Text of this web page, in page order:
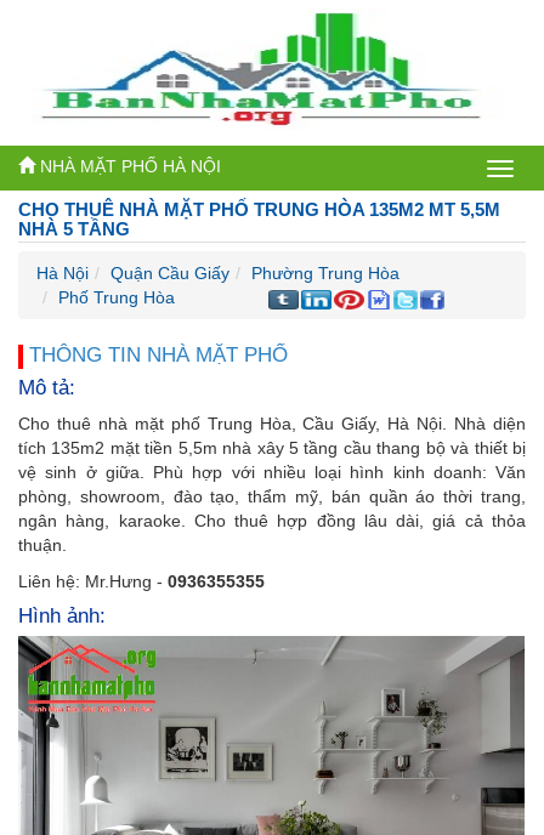
Bán
nhà
NHÀ MẶT PHỐ HÀ NỘI
CHO THUÊ NHÀ MẶT PHỐ TRUNG HÒA 135M2 MT 5,5M
NHÀ 5 TẦNG
Hà Nội Quận Cầu Giấy
Phường Trung Hòa
Phố Trung Hòa
THÔNG TIN NHÀ MẶT PHỐ
Mô tả:
Cho thuê nhà mặt phố Trung Hòa, Cầu Giấy, Hà Nội. Nhà diện
tích 135m2 mặt tiền 5,5m nhà xây 5 tầng cầu thang bộ và thiết bị
vệ sinh ở giữa. Phù hợp với nhiều loại hình kinh doanh: Văn
phòng, showroom, đào tạo, thẩm mỹ, bán quần áo thời trang,
ngân hàng, karaoke. Cho thuê hợp đồng lâu dài, giá cả thỏa
thuận.
Liên hệ: Mr.Hưng - 0936355355
Hình ảnh: